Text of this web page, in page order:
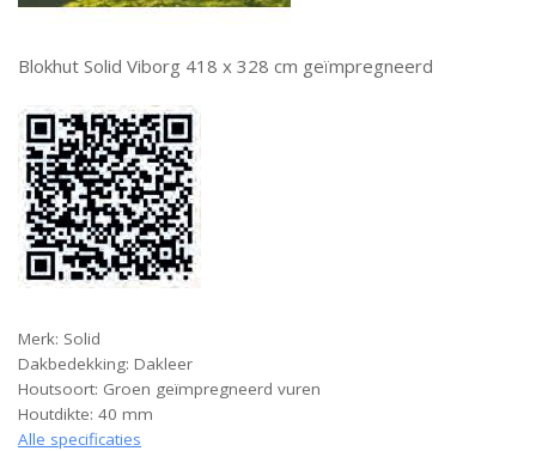
Blokhut Solid Viborg 418 x 328 cm geïmpregneerd
Merk: Solid
Dakbedekking: Dakleer
Houtsoort: Groen geïmpregneerd vuren
Houtdikte: 40 mm
Alle specificaties